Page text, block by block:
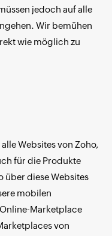
jedoch auf alle
Wir bemühen
wie möglich zu
Websites von Zoho,
für die Produkte
über diese Websites
mobilen
Marketplace
von